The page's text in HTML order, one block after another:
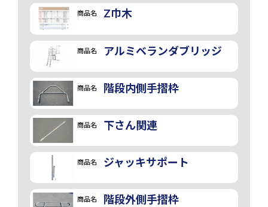
商品名 Z巾木
商品名 アルミベランダブリッジ
商品名 階段内側手摺枠
商品名 下さん関連
商品名 ジャッキサポート
商品名 階段外側手摺枠